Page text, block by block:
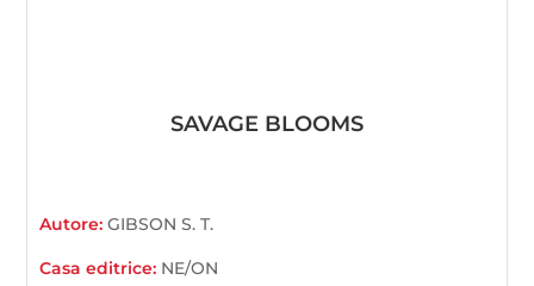
SAVAGE BLOOMS
Autore:GIBSON S. T.
Casa editrice: NE/ON